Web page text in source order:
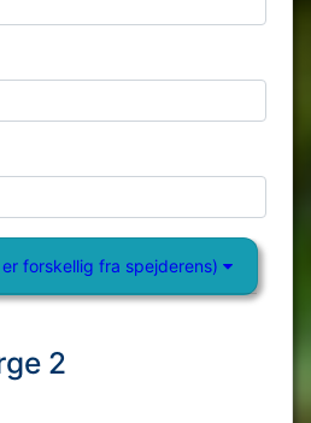
forskellig fra spejderens)
2